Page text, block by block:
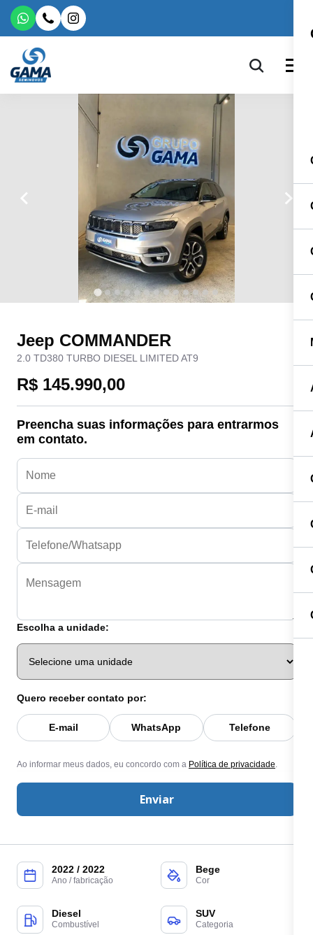
2022 / 2022
Ano / fabricação
Bege
Cor
Diesel
Combustível
SUV
Categoria
Jeep COMMANDER
2.0 TD380 TURBO DIESEL LIMITED AT9
R$ 145.990,00
Preencha suas informações para entrarmos
em contato.
Escolha a unidade:
Quero receber contato por:
E-mail WhatsApp Telefone
Ao informar meus dados, eu concordo com a Política de privacidade
Enviar